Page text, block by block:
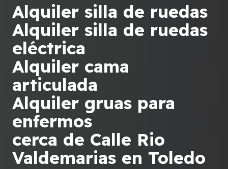
Alquiler silla de ruedas
Alquiler silla de ruedas
eléctrica
Alquiler cama
articulada
Alquiler gruas para
enfermos
cerca de Calle Rio
Valdemarias en Toledo